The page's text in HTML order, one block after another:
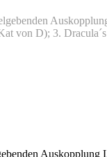
von D); 3.